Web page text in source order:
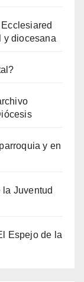
y diocesana
y en
Juventud
Espejo de la